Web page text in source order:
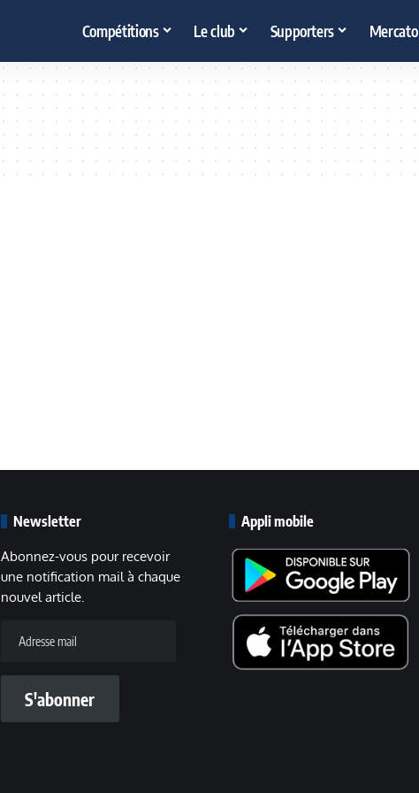
Compétitions Le club Supporters Mercato
Newsletter
Abonnez-vous pour recevoir
une notification mail à chaque
nouvel article.
mail
S'abonner
Appli mobile